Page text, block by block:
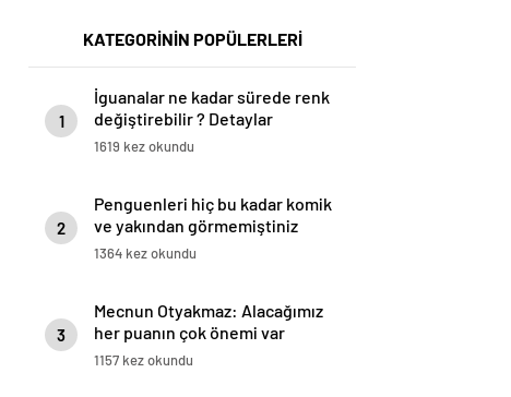
KATEGORİNİN POPÜLERLERİ
1
İguanalar ne kadar sürede renk
değiştirebilir ? Detaylar
burada…
1619 kez okundu
2
Penguenleri hiç bu kadar komik
ve yakından görmemiştiniz
1364 kez okundu
3
Mecnun Otyakmaz: Alacağımız
her puanın çok önemi var
1157 kez okundu